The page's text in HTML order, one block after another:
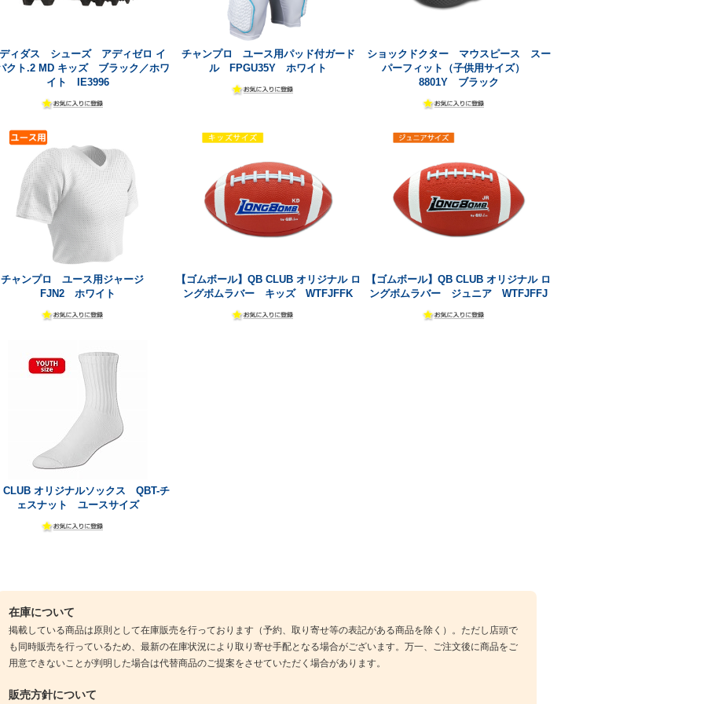
ィダス シューズ アディゼロ イ
クト.2 MD キッズ ブラック／ホワ
イト IE3996
チャンプロ ユース用パッド付ガード
ル FPGU35Y ホワイト
ショックドクター マウスピース スー
パーフィット（子供用サイズ）
8801Y ブラック
チャンプロ ユース用ジャージ
FJN2 ホワイト
【ゴムボール】QB CLUB オリジナル ロ
ングボムラバー キッズ WTFJFFK
【ゴムボール】QB CLUB オリジナル ロ
ングボムラバー ジュニア WTFJFFJ
CLUB オリジナルソックス QBT-チ
ェスナット ユースサイズ
在庫について
掲載している商品は原則として在庫販売を行っております（予約、取り寄せ等の表記がある商品を除く）。ただし店頭で
も同時販売を行っているため、最新の在庫状況により取り寄せ手配となる場合がございます。万一、ご注文後に商品をご
用意できないことが判明した場合は代替商品のご提案をさせていただく場合があります。
販売方針について